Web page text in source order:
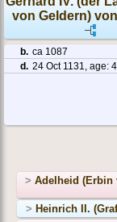
von Geldern)
b. ca 1087
d. 24 Oct 1131, age:
> Adelheid (Erbin
> Heinrich II.